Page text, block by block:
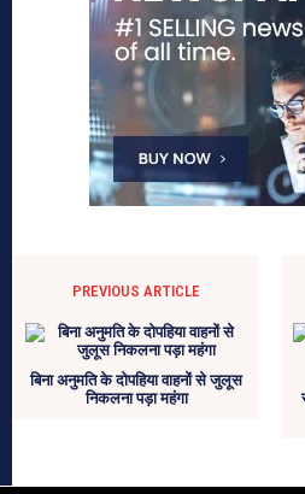
PREVIOUS ARTICLE
बिना अनुमति के दोपहिया वाहनों से जुलूस
निकलना पड़ा महंगा